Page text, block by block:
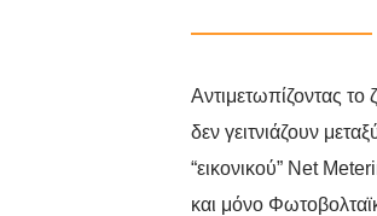
Αντιμετωπίζοντας
δεν γειτνιάζουν
“εικονικού” Net
και μόνο